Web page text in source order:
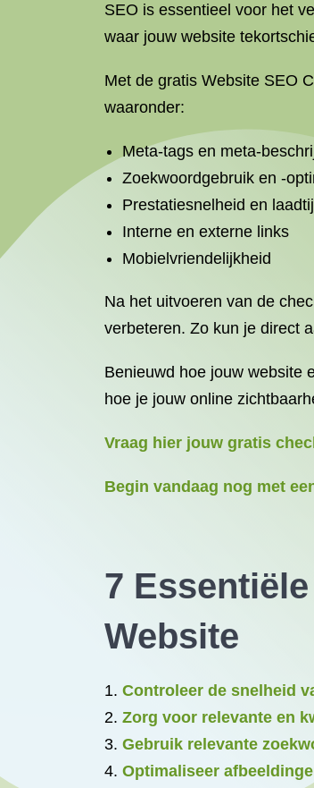
SEO is essentieel voor het
waar jouw website
Met de gratis Website SEO
waaronder:
Meta-tags en meta-
Zoekwoordgebruik en -
Prestatiesnelheid en
Interne en externe links
Mobielvriendelijkheid
Na het uitvoeren van de
verbeteren. Zo kun je direct
Benieuwd hoe jouw website
hoe je jouw online
Vraag hier jouw gratis
Begin vandaag nog met
7
Website
Controleer de snelheid
Zorg voor relevante en
Gebruik relevante
Optimaliseer